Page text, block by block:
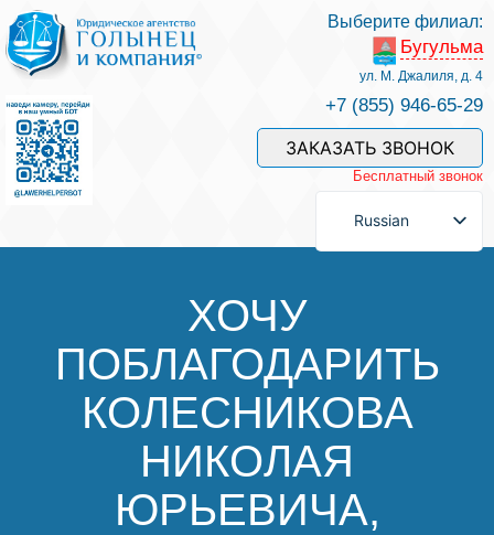
Услуги и наши специалисты
Оплата услуг
Задать вопрос
Отзывы
Полезные статьи
Наши победы
Выберите филиал:
Бугульма
ул. М. Джалиля, д. 4
+7 (855) 946-65-29
ЗАКАЗАТЬ ЗВОНОК
Бесплатный звонок
Russian
ХОЧУ
ПОБЛАГОДАРИТЬ
КОЛЕСНИКОВА
НИКОЛАЯ
ЮРЬЕВИЧА,